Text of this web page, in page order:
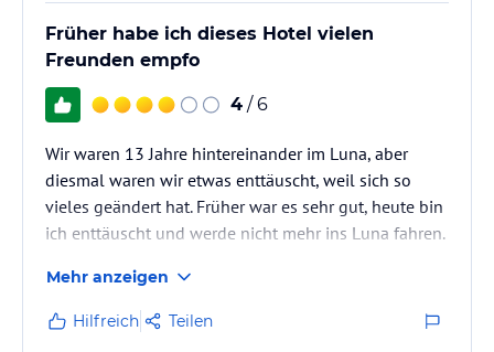
Früher habe ich dieses Hotel vielen
Freunden empfo
4 / 6
Wir waren 13 Jahre hintereinander im Luna, aber
diesmal waren wir etwas enttäuscht, weil sich so
vieles geändert hat. Früher war es sehr gut, heute bin
ich enttäuscht und werde nicht mehr ins Luna fahren.
Mehr anzeigen
Hilfreich Teilen